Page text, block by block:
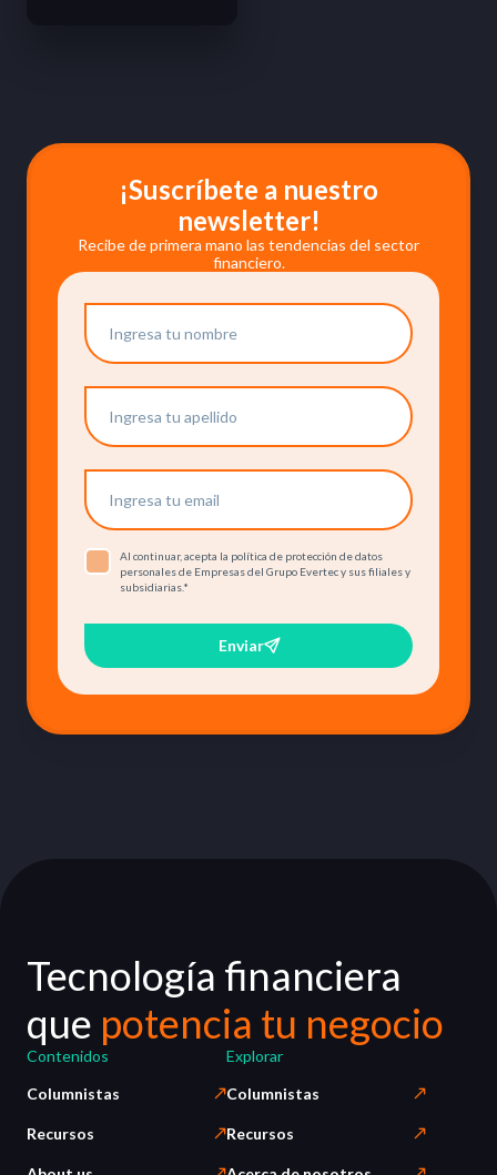
¡Suscríbete a nuestro
newsletter!
Recibe de primera mano las tendencias del sector
financiero.
Al continuar, acepta la política de protección de datos
personales de Empresas del Grupo Evertec y sus filiales y
subsidiarias.*
Enviar
Tecnología financiera
que potencia tu negocio
Contenidos
Columnistas
Recursos
Explorar
Columnistas
Recursos